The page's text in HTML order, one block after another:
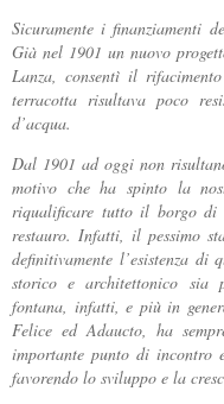
Sicuramente i finanziamenti
Già nel 1901 un nuovo
Lanza, consentì il
terracotta risultava poco
d’acqua.
Dal 1901 ad oggi non
motivo che ha spinto la
riqualificare tutto il borgo
restauro. Infatti, il pessimo
definitivamente l’esistenza
storico e architettonico sia
fontana, infatti, e più in
Felice ed Adaucto, ha
importante punto di incontro
favorendo lo sviluppo e la